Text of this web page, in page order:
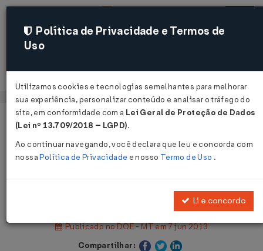
Acessar
Página Inicial
Legislações
Lei Nº 9932 DE 07/06/2013
Publicado no DOE - MT em 7 jun 2013
Compartilhar:
Política de Privacidade e Termos de
Uso
Utilizamos cookies e tecnologias semelhantes para melhorar
sua experiência, personalizar conteúdo e analisar o tráfego do
site, em conformidade com a Lei Geral de Proteção de Dados
(Lei nº 13.709/2018 – LGPD).
Ao continuar navegando, você declara que leu e concorda com
nossaPolítica de Privacidade e nosso Termo de Uso .
Li e concordo